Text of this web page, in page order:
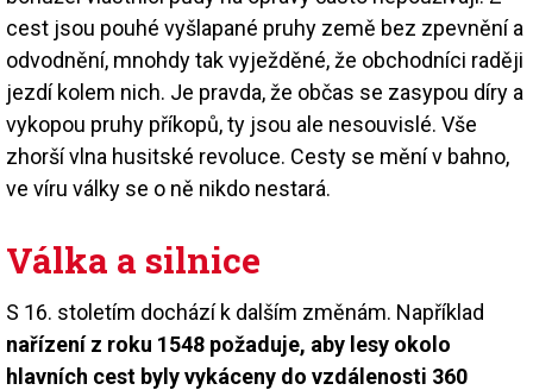
cest jsou pouhé vyšlapané pruhy země bez zpevnění a
odvodnění, mnohdy tak vyježděné, že obchodníci raději
jezdí kolem nich. Je pravda, že občas se zasypou díry a
vykopou pruhy příkopů, ty jsou ale nesouvislé. Vše
zhorší vlna husitské revoluce. Cesty se mění v bahno,
ve víru války se o ně nikdo nestará.
Válka a silnice
S 16. stoletím dochází k dalším změnám. Například
nařízení z roku 1548 požaduje, aby lesy okolo
hlavních cest byly vykáceny do vzdálenosti 360